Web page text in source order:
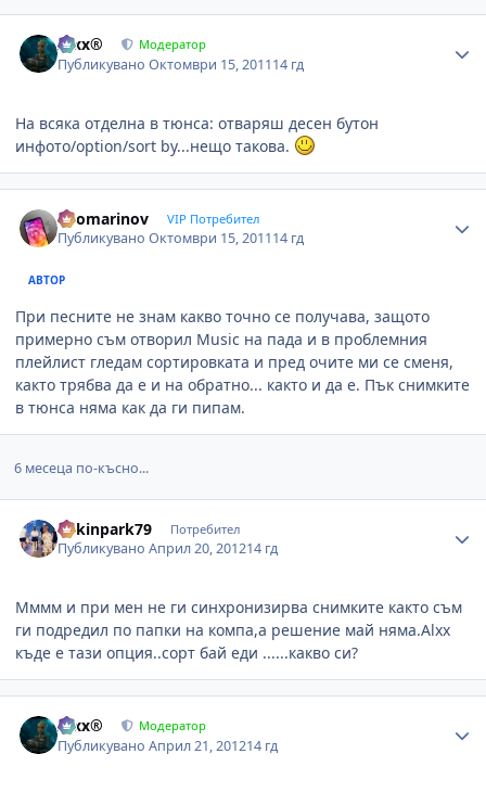
Alxx® Модератор
ПубликуваноОктомври 15, 201114 гд
На всяка отделна в тюнса: отваряш десен бутон
инфото/option/sort by...нещо такова.
apomarinov VIP Потребител
ПубликуваноОктомври 15, 201114 гд
АВТОР
При песните не знам какво точно се получава, защото
примерно съм отворил Music на пада и в проблемния
плейлист гледам сортировката и пред очите ми се сменя,
както трябва да е и на обратно... както и да е. Пък снимките
в тюнса няма как да ги пипам.
6 месеца по-късно...
linkinpark79 Потребител
ПубликуваноАприл 20, 201214 гд
Мммм и при мен не ги синхронизирва снимките както съм
ги подредил по папки на компа,а решение май няма.Alxx
къде е тази опция..сорт бай еди ......какво си?
Alxx® Модератор
ПубликуваноАприл 21, 201214 гд